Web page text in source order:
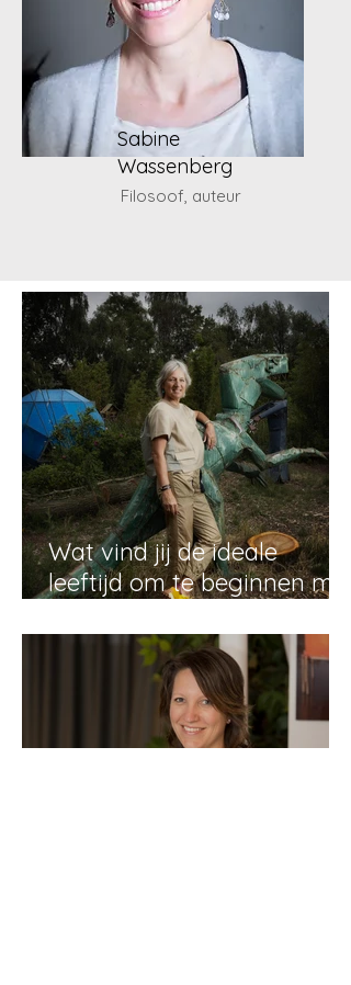
Sabine
Wassenberg
Filosoof, auteur
Wat vind jij de ideale
leeftijd om te beginnen met